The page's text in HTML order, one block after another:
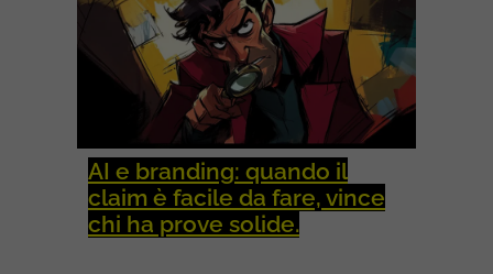
AI e branding: quando il
claim è facile da fare, vince
chi ha prove solide.